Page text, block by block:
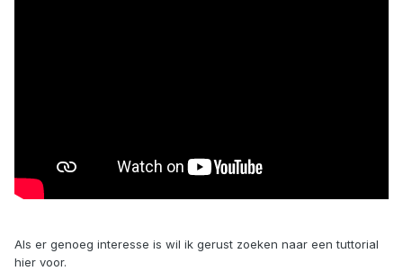
Als er genoeg interesse is wil ik gerust zoeken naar een tuttorial
hier voor.